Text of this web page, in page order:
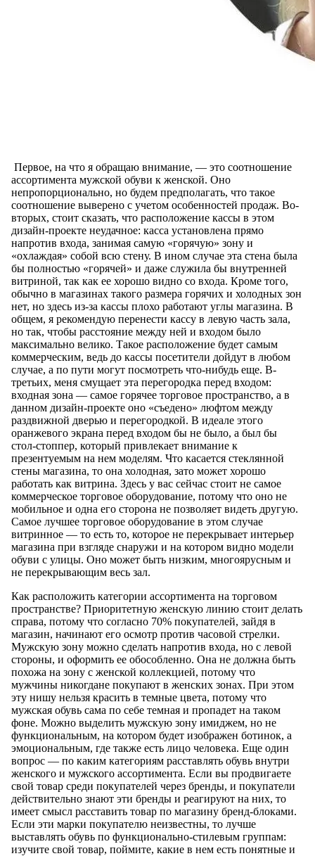
Первое, на что я обращаю внимание, — это соотношение
ассортимента мужской обуви к женской. Оно
непропорционально, но будем предполагать, что такое
соотношение выверено с учетом особенностей продаж. Во-
вторых, стоит сказать, что расположение кассы в этом
дизайн-проекте неудачное: касса установлена прямо
напротив входа, занимая самую «горячую» зону и
«охлаждая» собой всю стену. В ином случае эта стена была
бы полностью «горячей» и даже служила бы внутренней
витриной, так как ее хорошо видно со входа. Кроме того,
обычно в магазинах такого размера горячих и холодных зон
нет, но здесь из-за кассы плохо работают углы магазина. В
общем, я рекомендую перенести кассу в левую часть зала,
но так, чтобы расстояние между ней и входом было
максимально велико. Такое расположение будет самым
коммерческим, ведь до кассы посетители дойдут в любом
случае, а по пути могут посмотреть что-нибудь еще. В-
третьих, меня смущает эта перегородка перед входом:
входная зона — самое горячее торговое пространство, а в
данном дизайн-проекте оно «съедено» люфтом между
раздвижной дверью и перегородкой. В идеале этого
оранжевого экрана перед входом бы не было, а был бы
стол-стоппер, который привлекает внимание к
презентуемым на нем моделям. Что касается стеклянной
стены магазина, то она холодная, зато может хорошо
работать как витрина. Здесь у вас сейчас стоит не самое
коммерческое торговое оборудование, потому что оно не
мобильное и одна его сторона не позволяет видеть другую.
Самое лучшее торговое оборудование в этом случае
витринное — то есть то, которое не перекрывает интерьер
магазина при взгляде снаружи и на котором видно модели
обуви с улицы. Оно может быть низким, многоярусным и
не перекрывающим весь зал.
Как расположить категории ассортимента на торговом
пространстве? Приоритетную женскую линию стоит делать
справа, потому что согласно 70% покупателей, зайдя в
магазин, начинают его осмотр против часовой стрелки.
Мужскую зону можно сделать напротив входа, но с левой
стороны, и оформить ее обособленно. Она не должна быть
похожа на зону с женской коллекцией, потому что
мужчины никогдане покупают в женских зонах. При этом
эту нишу нельзя красить в темные цвета, потому что
мужская обувь сама по себе темная и пропадет на таком
фоне. Можно выделить мужскую зону имиджем, но не
функциональным, на котором будет изображен ботинок, а
эмоциональным, где также есть лицо человека. Еще один
вопрос — по каким категориям расставлять обувь внутри
женского и мужского ассортимента. Если вы продвигаете
свой товар среди покупателей через бренды, и покупатели
действительно знают эти бренды и реагируют на них, то
имеет смысл расставить товар по магазину бренд-блоками.
Если эти марки покупателю неизвестны, то лучше
выставлять обувь по функционально-стилевым группам:
изучите свой товар, поймите, какие в нем есть понятные и